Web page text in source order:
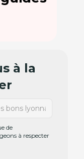
à la
de
à respecter